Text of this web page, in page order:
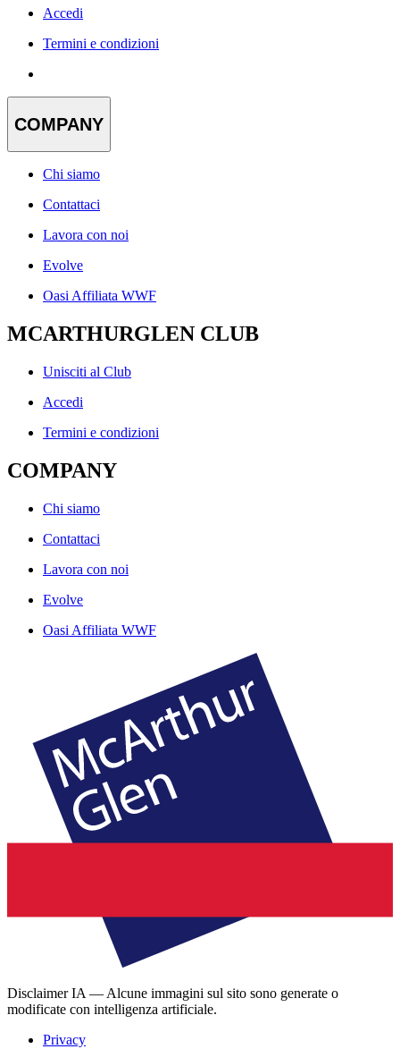
Accedi
Termini e condizioni
COMPANY
Chi siamo
Contattaci
Lavora con noi
Evolve
Oasi Affiliata WWF
MCARTHURGLEN CLUB
Unisciti al Club
Accedi
Termini e condizioni
COMPANY
Chi siamo
Contattaci
Lavora con noi
Evolve
Oasi Affiliata WWF
Disclaimer IA — Alcune immagini sul sito sono generate o
modificate con intelligenza artificiale.
Privacy